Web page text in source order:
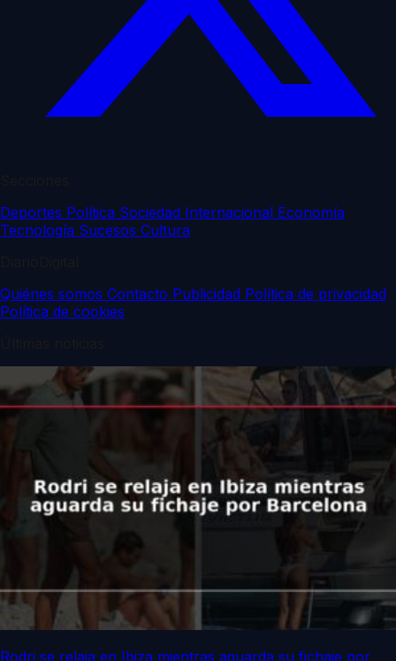
Deportes Política Sociedad Internacional Economía
Tecnología Sucesos Cultura
Quiénes somos Contacto Publicidad Política de privacidad
Política de cookies
Rodri se relaja en Ibiza mientras aguarda su fichaje por